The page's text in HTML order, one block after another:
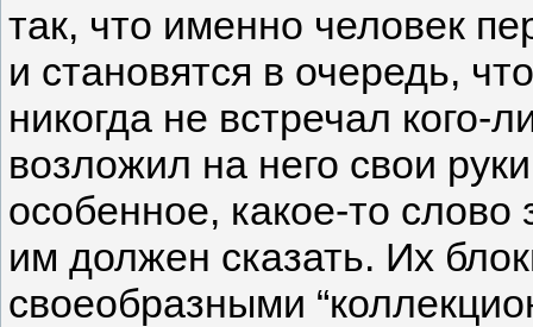
так, что именно человек
и становятся в очередь,
никогда не встречал кого-
возложил на него свои
особенное, какое-то
им должен сказать. Их
своеобразными